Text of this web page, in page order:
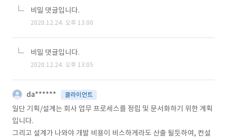
비밀 댓글입니다.
2020.12.24. 오후 13:00
비밀 댓글입니다.
2020.12.24. 오후 13:05
da****** 클라이언트
일단 기획/설계는 회사 업무 프로세스를 정립 및 문서화하기 위한 계획
입니다.
그리고 설계가 나와야 개발 비용이 비스하게라도 산출 될듯하여, 컨설